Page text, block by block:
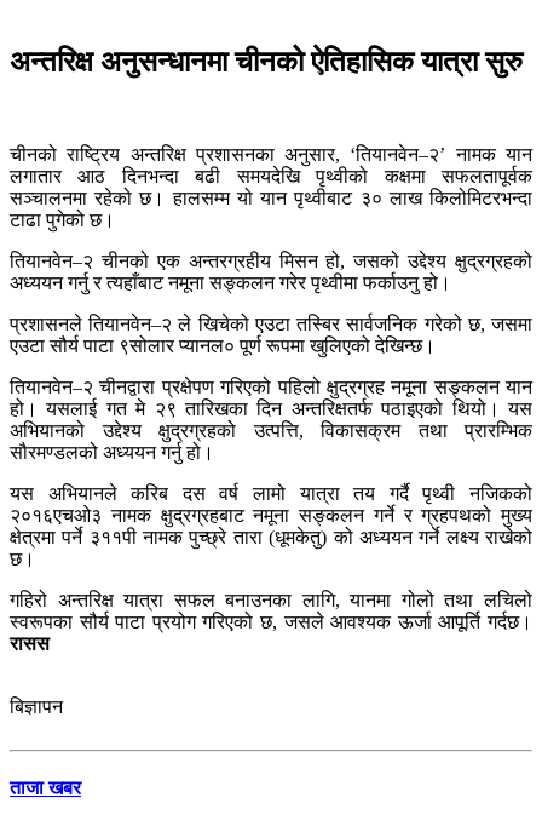
अन्तरिक्ष अनुसन्धानमा चीनको ऐतिहासिक यात्रा सुरु
चीनको राष्ट्रिय अन्तरिक्ष प्रशासनका अनुसार, ‘तियानवेन–२’ नामक यान
लगातार आठ दिनभन्दा बढी समयदेखि पृथ्वीको कक्षमा सफलतापूर्वक
सञ्चालनमा रहेको छ। हालसम्म यो यान पृथ्वीबाट ३० लाख किलोमिटरभन्दा
टाढा पुगेको छ।
तियानवेन–२ चीनको एक अन्तरग्रहीय मिसन हो, जसको उद्देश्य क्षुद्रग्रहको
अध्ययन गर्नु र त्यहाँबाट नमूना सङ्कलन गरेर पृथ्वीमा फर्काउनु हो।
प्रशासनले तियानवेन–२ ले खिचेको एउटा तस्बिर सार्वजनिक गरेको छ, जसमा
एउटा सौर्य पाटा ९सोलार प्यानल० पूर्ण रूपमा खुलिएको देखिन्छ।
तियानवेन–२ चीनद्वारा प्रक्षेपण गरिएको पहिलो क्षुद्रग्रह नमूना सङ्कलन यान
हो। यसलाई गत मे २९ तारिखका दिन अन्तरिक्षतर्फ पठाइएको थियो। यस
अभियानको उद्देश्य क्षुद्रग्रहको उत्पत्ति, विकासक्रम तथा प्रारम्भिक
सौरमण्डलको अध्ययन गर्नु हो।
यस अभियानले करिब दस वर्ष लामो यात्रा तय गर्दै पृथ्वी नजिकको
२०१६एचओ३ नामक क्षुद्रग्रहबाट नमूना सङ्कलन गर्ने र ग्रहपथको मुख्य
क्षेत्रमा पर्ने ३११पी नामक पुच्छ्रे तारा (धूमकेतु) को अध्ययन गर्ने लक्ष्य राखेको
छ।
गहिरो अन्तरिक्ष यात्रा सफल बनाउनका लागि, यानमा गोलो तथा लचिलो
स्वरूपका सौर्य पाटा प्रयोग गरिएको छ, जसले आवश्यक ऊर्जा आपूर्ति गर्दछ।
रासस
बिज्ञापन
ताजा खबर